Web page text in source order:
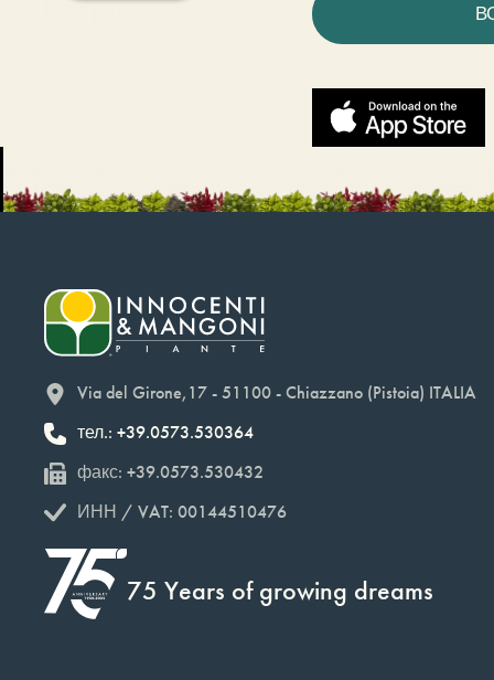
Via del Girone,17 - 51100 - Chiazzano (Pistoia) ITALIA
тел.: +39.0573.530364
факс: +39.0573.530432
ИНН / VAT: 00144510476
75 Years of growing dreams